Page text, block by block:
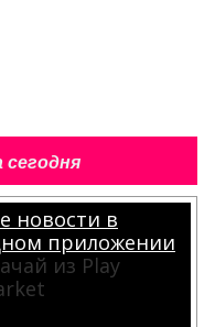
сегодня
новости в
приложении
из Play